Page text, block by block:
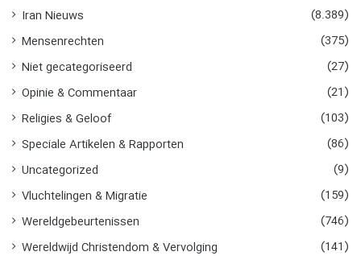
Iran Nieuws
(8.389)
Mensenrechten
(375)
Niet gecategoriseerd
(27)
Opinie & Commentaar
(21)
Religies & Geloof
(103)
Speciale Artikelen & Rapporten
(86)
Uncategorized
(9)
Vluchtelingen & Migratie
(159)
Wereldgebeurtenissen
(746)
Wereldwijd Christendom & Vervolging
(141)